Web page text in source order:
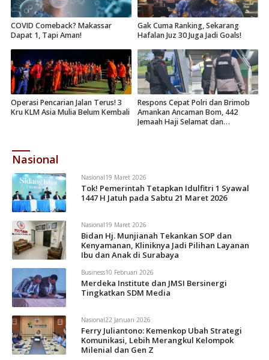
COVID Comeback? Makassar
Dapat 1, Tapi Aman!
Gak Cuma Ranking, Sekarang
Hafalan Juz 30 Juga Jadi Goals!
Operasi Pencarian Jalan Terus! 3
Kru KLM Asia Mulia Belum Kembali
Respons Cepat Polri dan Brimob
Amankan Ancaman Bom, 442
Jemaah Haji Selamat dan
Nasional
Nasional19 Maret 2026
Tok! Pemerintah Tetapkan Idulfitri 1 Syawal
1447 H Jatuh pada Sabtu 21 Maret 2026
Nasional19 Maret 2026
Bidan Hj. Munjianah Tekankan SOP dan
Kenyamanan, Kliniknya Jadi Pilihan Layanan
Ibu dan Anak di Surabaya
Business10 Februari 2026
Merdeka Institute dan JMSI Bersinergi
Tingkatkan SDM Media
Nasional22 Januari 2026
Ferry Juliantono: Kemenkop Ubah Strategi
Komunikasi, Lebih Merangkul Kelompok
Milenial dan Gen Z